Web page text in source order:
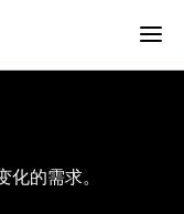
的需求。